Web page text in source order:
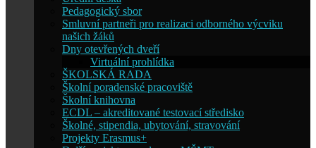
Pedagogický sbor
Smluvní partneři pro realizaci odborného výcviku
našich žáků
Dny otevřených dveří
Virtuální prohlídka
ŠKOLSKÁ RADA
Školní poradenské pracoviště
Školní knihovna
ECDL – akreditované testovací středisko
Školné, stipendia, ubytování, stravování
Projekty Erasmus+